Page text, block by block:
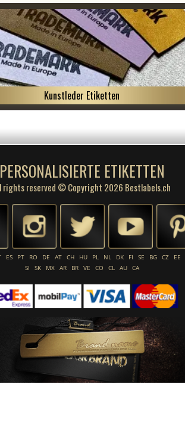
Kunstleder Etiketten
PERSONALISIERTE ETIKETTEN
rights reserved © Copyright 2026 Bestlabels.ch
ES PT RO DE AT CH HU PL NL DK FI SE BG CZ
EE
SI
SK MX AR BR VE CO CL AU CA